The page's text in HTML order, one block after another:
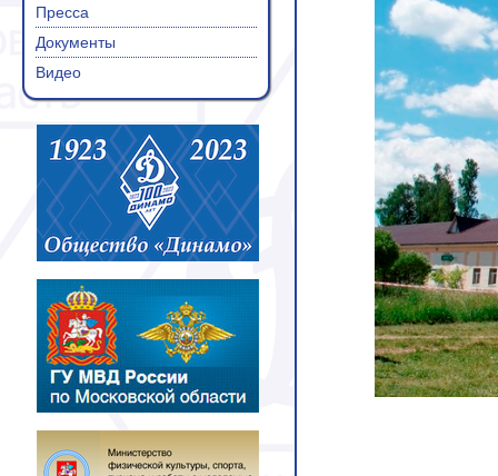
Пресса
Документы
Видео